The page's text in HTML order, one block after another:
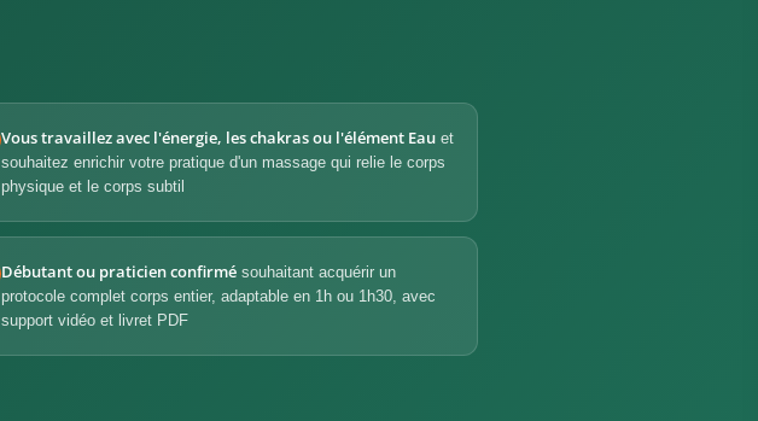
Vous travaillez avec l'énergie, les chakras ou l'élément Eau et
souhaitez enrichir votre pratique d'un massage qui relie le corps
physique et le corps subtil
Débutant ou praticien confirmé souhaitant acquérir un
protocole complet corps entier, adaptable en 1h ou 1h30, avec
support vidéo et livret PDF